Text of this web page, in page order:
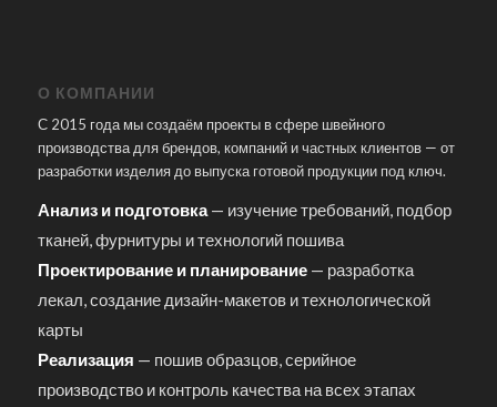
О КОМПАНИИ
С 2015 года мы создаём проекты в сфере швейного
производства для брендов, компаний и частных клиентов — от
разработки изделия до выпуска готовой продукции под ключ.
Анализ и подготовка— изучение требований, подбор
тканей, фурнитуры и технологий пошива
Проектирование и планирование— разработка
лекал, создание дизайн-макетов и технологической
карты
Реализация — пошив образцов, серийное
производство и контроль качества на всех этапах